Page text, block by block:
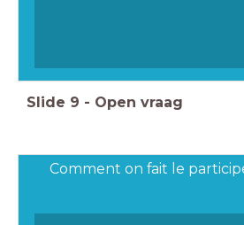
Slide 9 - Open vraag
Comment on fait le